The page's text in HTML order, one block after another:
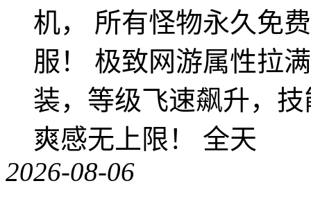
机， 所有怪物永久免
服！ 极致网游属性拉
装，等级飞速飙升，
爽感无上限！ 全天
2026-08-06